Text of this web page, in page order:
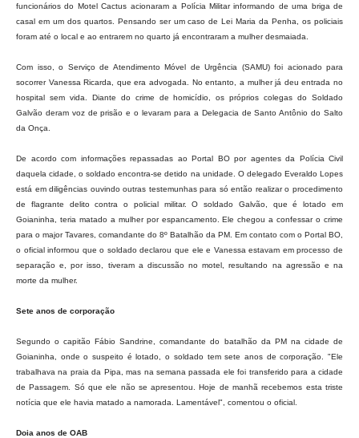
funcionários do Motel Cactus acionaram a Polícia Militar informando de uma briga de
casal em um dos quartos. Pensando ser um caso de Lei Maria da Penha, os policiais
foram até o local e ao entrarem no quarto já encontraram a mulher desmaiada.
Com isso, o Serviço de Atendimento Móvel de Urgência (SAMU) foi acionado para
socorrer Vanessa Ricarda, que era advogada. No entanto, a mulher já deu entrada no
hospital sem vida. Diante do crime de homicídio, os próprios colegas do Soldado
Galvão deram voz de prisão e o levaram para a Delegacia de Santo Antônio do Salto
da Onça.
De acordo com informações repassadas ao Portal BO por agentes da Polícia Civil
daquela cidade, o soldado encontra-se detido na unidade. O delegado Everaldo Lopes
está em diligências ouvindo outras testemunhas para só então realizar o procedimento
de flagrante delito contra o policial militar. O soldado Galvão, que é lotado em
Goianinha, teria matado a mulher por espancamento. Ele chegou a confessar o crime
para o major Tavares, comandante do 8º Batalhão da PM. Em contato com o Portal BO,
o oficial informou que o soldado declarou que ele e Vanessa estavam em processo de
separação e, por isso, tiveram a discussão no motel, resultando na agressão e na
morte da mulher.
Sete anos de corporação
Segundo o capitão Fábio Sandrine, comandante do batalhão da PM na cidade de
Goianinha, onde o suspeito é lotado, o soldado tem sete anos de corporação. "Ele
trabalhava na praia da Pipa, mas na semana passada ele foi transferido para a cidade
de Passagem. Só que ele não se apresentou. Hoje de manhã recebemos esta triste
notícia que ele havia matado a namorada. Lamentável", comentou o oficial.
Doia anos de OAB